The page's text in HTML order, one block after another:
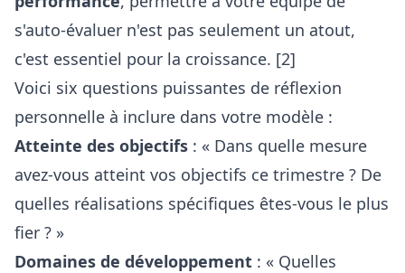
s'auto-évaluer n'est pas seulement un atout,
c'est essentiel pour la croissance. [2]
Voici six questions puissantes de réflexion
personnelle à inclure dans votre modèle :
Atteinte des objectifs : « Dans quelle mesure
avez-vous atteint vos objectifs ce trimestre ? De
quelles réalisations spécifiques êtes-vous le plus
fier ? »
Domaines de développement : « Quelles